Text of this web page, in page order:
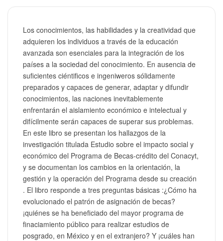
Los conocimientos, las habilidades y la creatividad que
adquieren los individuos a través de la educación
avanzada son esenciales para la integración de los
países a la sociedad del conocimiento. En ausencia de
suficientes ciéntificos e ingeniweros sólidamente
preparados y capaces de generar, adaptar y difundir
conocimientos, las naciones inevitablemente
enfrentarán el aislamiento económico e intelectual y
difícilmente serán capaces de superar sus problemas.
En este libro se presentan los hallazgos de la
investigación titulada Estudio sobre el impacto social y
económico del Programa de Becas-crédito del Conacyt,
y se documentan los cambios en la orientación, la
gestión y la operación del Programa desde su creación
. El libro responde a tres preguntas básicas :¿Cómo ha
evolucionado el patrón de asignación de becas?
¡quiénes se ha beneficiado del mayor programa de
finaciamiento público para realizar estudios de
posgrado, en México y en el extranjero? Y ¡cuáles han